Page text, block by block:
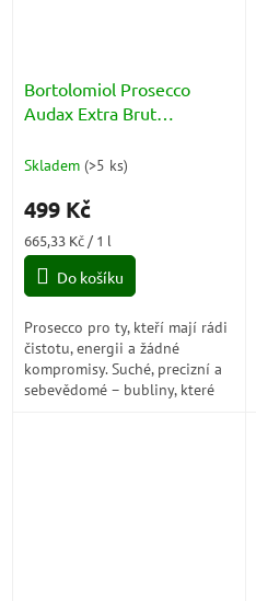
Bortolomiol Prosecco
Audax Extra Brut
Valdobbiadene Superiore
Skladem (>5 ks)
499 Kč
Měrná
cena:
665,33 Kč / 1 l
Do košíku
Prosecco pro ty, kteří mají rádi
čistotu, energii a žádné
kompromisy. Suché, precizní a
sebevědomé – bubliny, které